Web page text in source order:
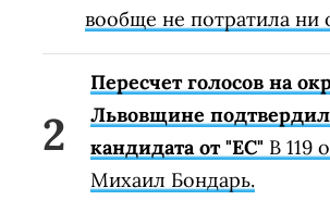
Больше о том, кто будет
выборах в Верховную Раду
читайте в материалеZN.UA"
Раду: кто вошел в списки